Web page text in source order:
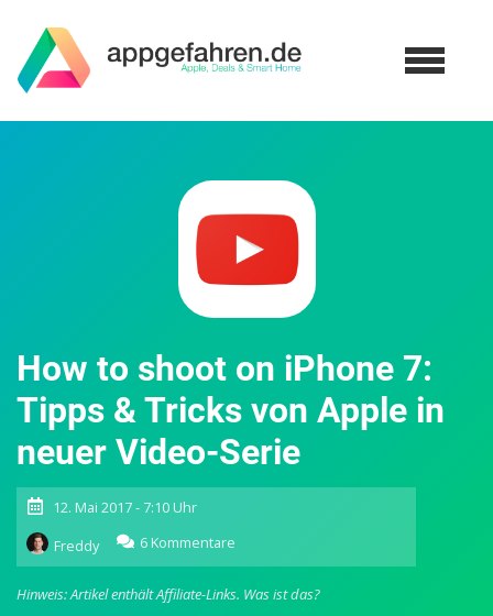
How to shoot on iPhone 7:
Tipps & Tricks von Apple in
neuer Video-Serie
12. Mai 2017 - 7:10 Uhr
Freddy
6 Kommentare
How
shoot
Hinweis: Artikel enthält Affiliate-Links. Was ist das?